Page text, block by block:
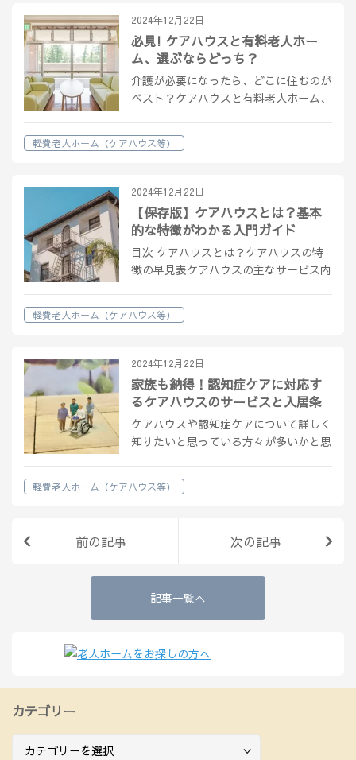
2024年12月22日
必見! ケアハウスと有料老人ホー
ム、選ぶならどっち？
介護が必要になったら、どこに住むのが
ベスト？ケアハウスと有料老人ホーム、
せんか？ この記事では、両者のサービ
ス内容、料金体系、入居条件の違いをわ
とな…
軽費老人ホーム（ケアハウス等）
2024年12月22日
【保存版】ケアハウスとは？基本
的な特徴がわかる入門ガイド
目次 ケアハウスとは？ケアハウスの特
徴の早見表ケアハウスの主なサービス内
アハウスの費用ケアハウスにすべきか判
断するフローチャートケアハウスと他の
ケ…
軽費老人ホーム（ケアハウス等）
2024年12月22日
家族も納得！認知症ケアに対応す
るケアハウスのサービスと入居条
件
ケアハウスや認知症ケアについて詳しく
知りたいと思っている方々が多いかと思
のか、入居条件や費用、提供されるサー
ビスなど、疑問や不安が多いことでしょ
軽費老人ホーム（ケアハウス等）
前の記事 次の記事
記事一覧へ
カテゴリー